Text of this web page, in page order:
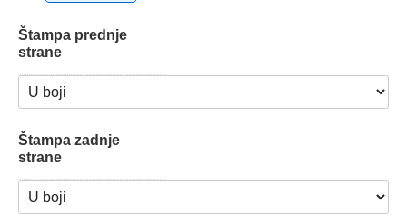
Štampa prednje
strane
Štampa zadnje
strane